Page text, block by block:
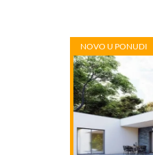
NOVO U PONUDI